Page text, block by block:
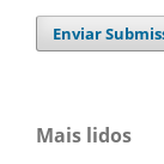
Enviar
Mais lidos